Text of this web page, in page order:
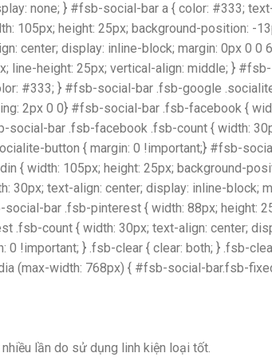
none; } #fsb-social-bar a { color: #333;
height: 25px; background-position: -
center; display: inline-block; margin: 0px 0
line-height: 25px; vertical-align: middle; }
#333; } #fsb-social-bar .fsb-google
2px 0 0} #fsb-social-bar .fsb-facebook {
bar .fsb-facebook .fsb-count { width:
button { margin: 0 !important;} #fsb-
{ width: 105px; height: 25px; background-
text-align: center; display: inline-block;
bar .fsb-pinterest { width: 88px; height:
count { width: 30px; text-align: center;
!important; } .fsb-clear { clear: both; } .fsb-
(max-width: 768px) { #fsb-social-bar.fsb-
lần do sử dụng linh kiện loại tốt.